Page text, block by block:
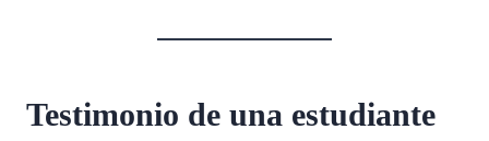
Testimonio de una estudiante